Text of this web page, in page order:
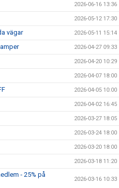
2026-06-16 13:36
2026-05-12 17:30
vägar 2026-05-11 15:14
2026-04-27 09:33
2026-04-20 10:29
2026-04-07 18:00
2026-04-05 10:00
2026-04-02 16:45
2026-03-27 18:05
2026-03-24 18:00
2026-03-20 18:00
2026-03-18 11:20
- 25% på
2026-03-16 10:33